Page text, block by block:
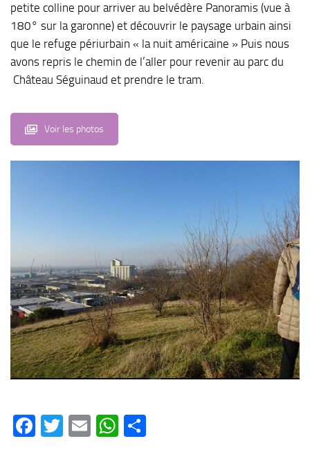
petite colline pour arriver au belvédère Panoramis (vue à
180° sur la garonne) et découvrir le paysage urbain ainsi
que le refuge périurbain « la nuit américaine » Puis nous
avons repris le chemin de l’aller pour revenir au parc du
Château Séguinaud et prendre le tram.
Voir les photos
Facebook
Twitter
EmailWhatsApp